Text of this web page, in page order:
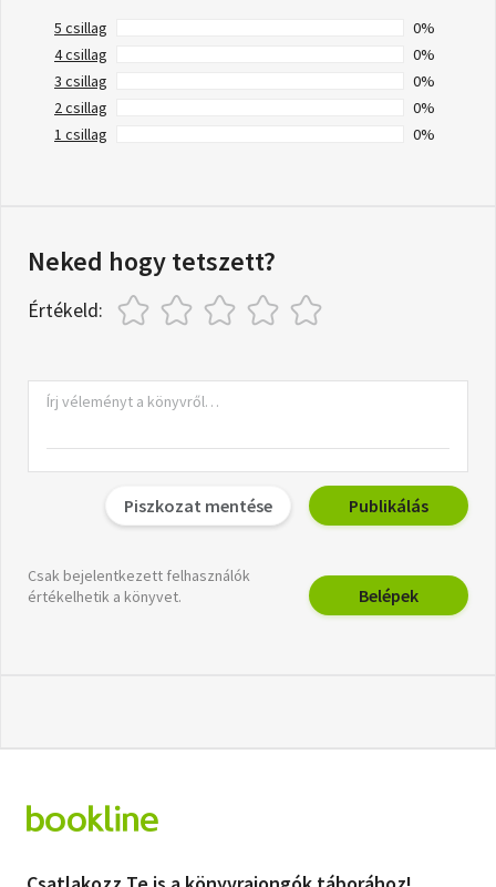
5 csillag
0%
4 csillag
0%
3 csillag
0%
2 csillag
0%
1 csillag
0%
Neked hogy tetszett?
Értékeld:
Piszkozat mentése Publikálás
Csak bejelentkezett felhasználók
értékelhetik a könyvet.
Belépek